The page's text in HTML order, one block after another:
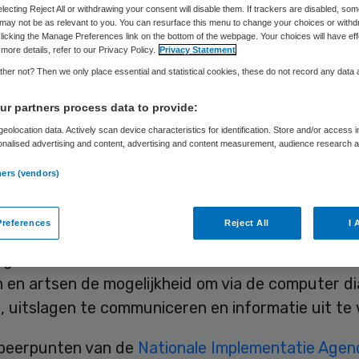
Skipr Redactie 8 juni 2012,10:05 38 keer gelezen
en ZN hebben samen afspraken vastgelegd
met het gebruik van online toepassingen in de
tussen patiënten, zorgverleners en
in de Nationale Implementatie Agenda
Het document is donderdag overhandigd aan
aan bij de brief over eHealth die Schippers
en artsen de mogelijkheid om via de computer
uitslagen te communiceren en informatie uit te
van de Nationale Implementatie
Reject All or withdrawing your consent will disable them. If trackers are disabled,
not be as relevant to you. You can resurface this menu to change your choices or
the Manage Preferences link on the bottom of the webpage. Your choices will have
details, refer to our Privacy Policy. Privacy Statement
not? Then we only place essential and statistical cookies, these do not record any data
partners process data to provide:
data. Actively scan device characteristics for identification. Store and/or access
advertising and content, advertising and content measurement, audience research
(vendors)
Reject All I